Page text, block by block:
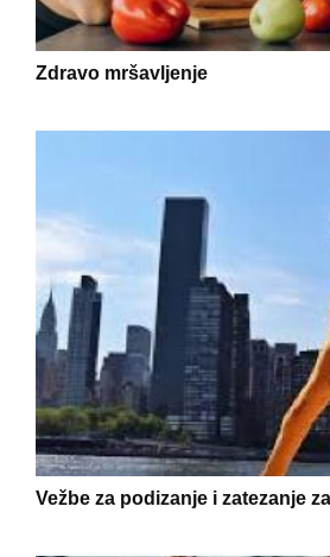
Zdravo mršavljenje
Vežbe za podizanje i zatezanje